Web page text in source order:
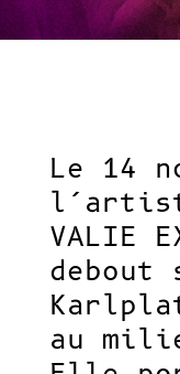
Le 14
VALIE
debout
au